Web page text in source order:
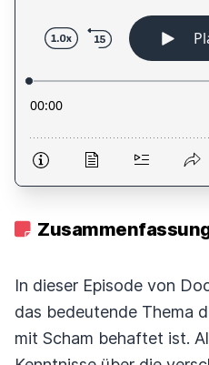
In dieser Episode von
das bedeutende Thema
mit Scham behaftet ist.